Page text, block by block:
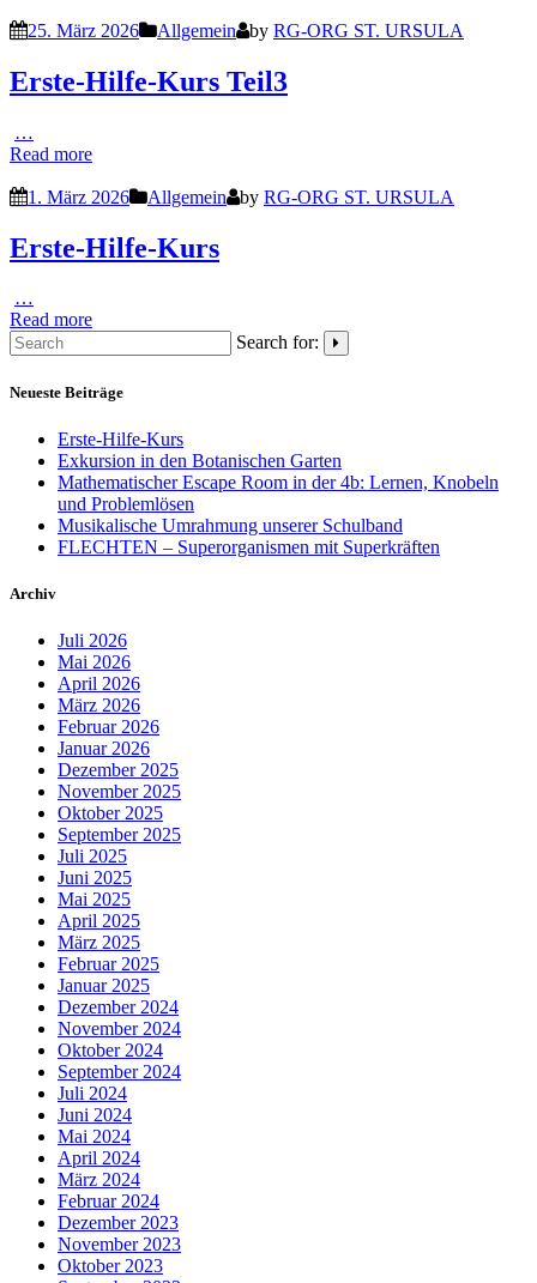
25. März 2026 Allgemein by RG-ORG ST. URSULA
Erste-Hilfe-Kurs Teil3
…
Read more
1. März 2026 Allgemein by RG-ORG ST. URSULA
Erste-Hilfe-Kurs
…
Read more
Search for:
Neueste Beiträge
Erste-Hilfe-Kurs
Exkursion in den Botanischen Garten
Mathematischer Escape Room in der 4b: Lernen, Knobeln
und Problemlösen
Musikalische Umrahmung unserer Schulband
FLECHTEN – Superorganismen mit Superkräften
Archiv
Juli 2026
Mai 2026
April 2026
März 2026
Februar 2026
Januar 2026
Dezember 2025
November 2025
Oktober 2025
September 2025
Juli 2025
Juni 2025
Mai 2025
April 2025
März 2025
Februar 2025
Januar 2025
Dezember 2024
November 2024
Oktober 2024
September 2024
Juli 2024
Juni 2024
Mai 2024
April 2024
März 2024
Februar 2024
Dezember 2023
November 2023
Oktober 2023